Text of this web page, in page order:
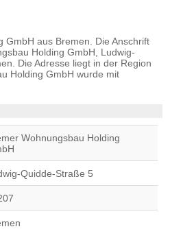
GmbH aus Bremen. Die Anschrift
Holding GmbH, Ludwig-
Die Adresse liegt in der Region
Holding GmbH wurde mit
Wohnungsbau Holding
Quidde-Straße 5